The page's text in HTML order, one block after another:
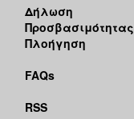
Δήλωση
Προσβασιμότητας
Πλοήγηση
FAQs
RSS